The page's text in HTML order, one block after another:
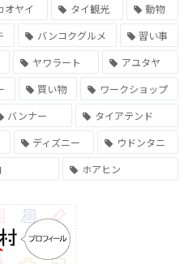
オヤイ タイ観光
動物
バンコクグルメ
習い事
ヤワラート
アユタヤ
買い物
ワークショップ
バンナー
タイアテンド
ディズニー
ウドンタニ
ホアヒン